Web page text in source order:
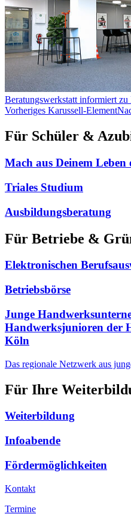
Beratungswerkstatt informiert
Vorheriges Karussell-Element
Für Schüler &
Mach aus Deinem Leben
Triales Studium
Ausbildungsberatung
Für Betriebe &
Elektronischen
Betriebsbörse
Junge
Handwerksjunioren der
Köln
Das regionale Netzwerk aus
Für Ihre
Weiterbildung
Infoabende
Fördermöglichkeiten
Kontakt
Termine